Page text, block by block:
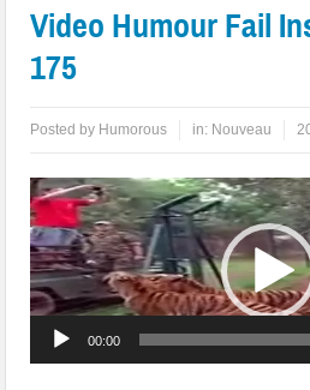
Video Humour Fail
175
Posted by Humorous in: Nouveau
Lecteur
vidéo
00:00